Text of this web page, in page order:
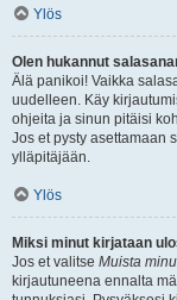
Ylös
Olen hukannut
Älä panikoi! Vaikka
uudelleen. Käy
ohjeita ja sinun pitäisi
Jos et pysty asettamaan
ylläpitäjään.
Ylös
Miksi minut kirjataan
Jos et valitse Muista
kirjautuneena ennalta